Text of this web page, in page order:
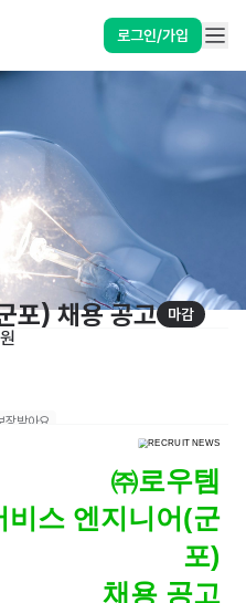
로그인/가입
포) 채용 공고 마감
장받아요